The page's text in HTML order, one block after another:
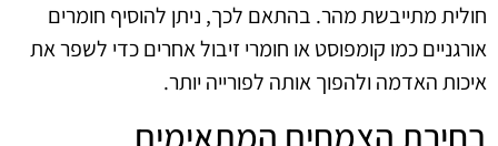
חולית מתייבשת מהר. בהתאם לכך, ניתן להוסיף חומרים
אורגניים כמו קומפוסט או חומרי זיבול אחרים כדי לשפר את
איכות האדמה ולהפוך אותה לפורייה יותר.
בחירת הצמחים המתאימים